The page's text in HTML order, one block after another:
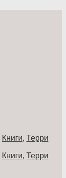
Книги, Терри
Книги, Терри